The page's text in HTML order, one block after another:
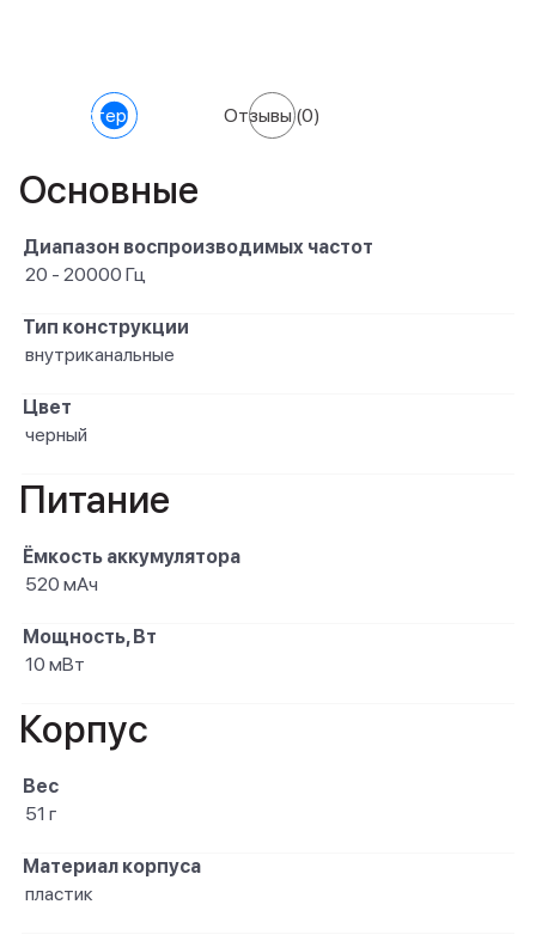
Характеристики Отзывы(0)
Основные
Диапазон воспроизводимых частот
20 - 20000 Гц
Тип конструкции
внутриканальные
Цвет
черный
Питание
Ёмкость аккумулятора
520 мАч
Мощность, Вт
10 мВт
Корпус
Вес
51 г
Материал корпуса
пластик